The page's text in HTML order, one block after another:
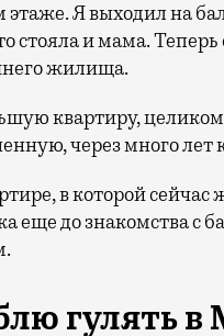
этаже. Я выходил на
стояла и мама.
жилища.
квартиру,
через много
в которой
еще до знакомства с
гулять в